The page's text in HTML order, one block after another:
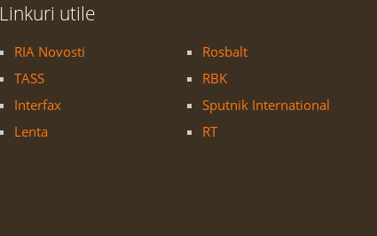
Linkuri utile
RIA Novosti
TASS
Interfax
Lenta
Rosbalt
RBK
Sputnik International
RT